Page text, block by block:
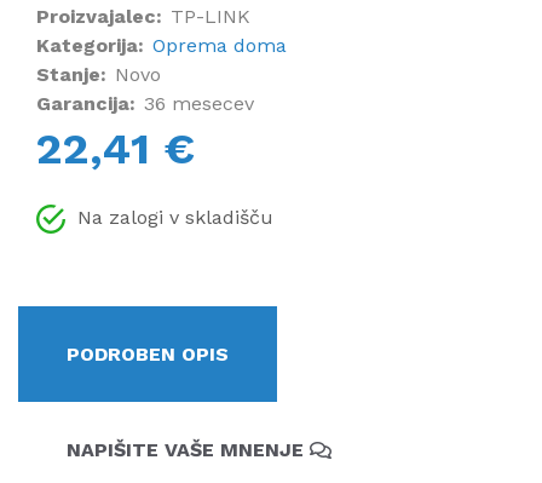
Proizvajalec: TP-LINK
Kategorija: Oprema doma
Stanje: Novo
Garancija: 36 mesecev
22,41 €
Na zalogi v skladišču
PODROBEN OPIS
NAPIŠITE VAŠE MNENJE